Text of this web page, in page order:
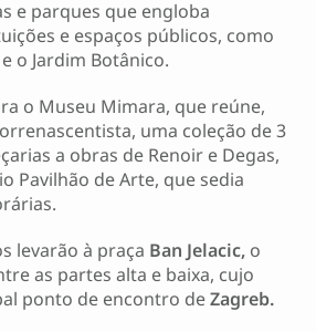
e parques que engloba
e espaços públicos, como
o Jardim Botânico.
o Museu Mimara, que reúne,
uma coleção de 3
a obras de Renoir e Degas,
Pavilhão de Arte, que sedia
levarão à praça Ban Jelacic,o
as partes alta e baixa, cujo
ponto de encontro deZagreb.